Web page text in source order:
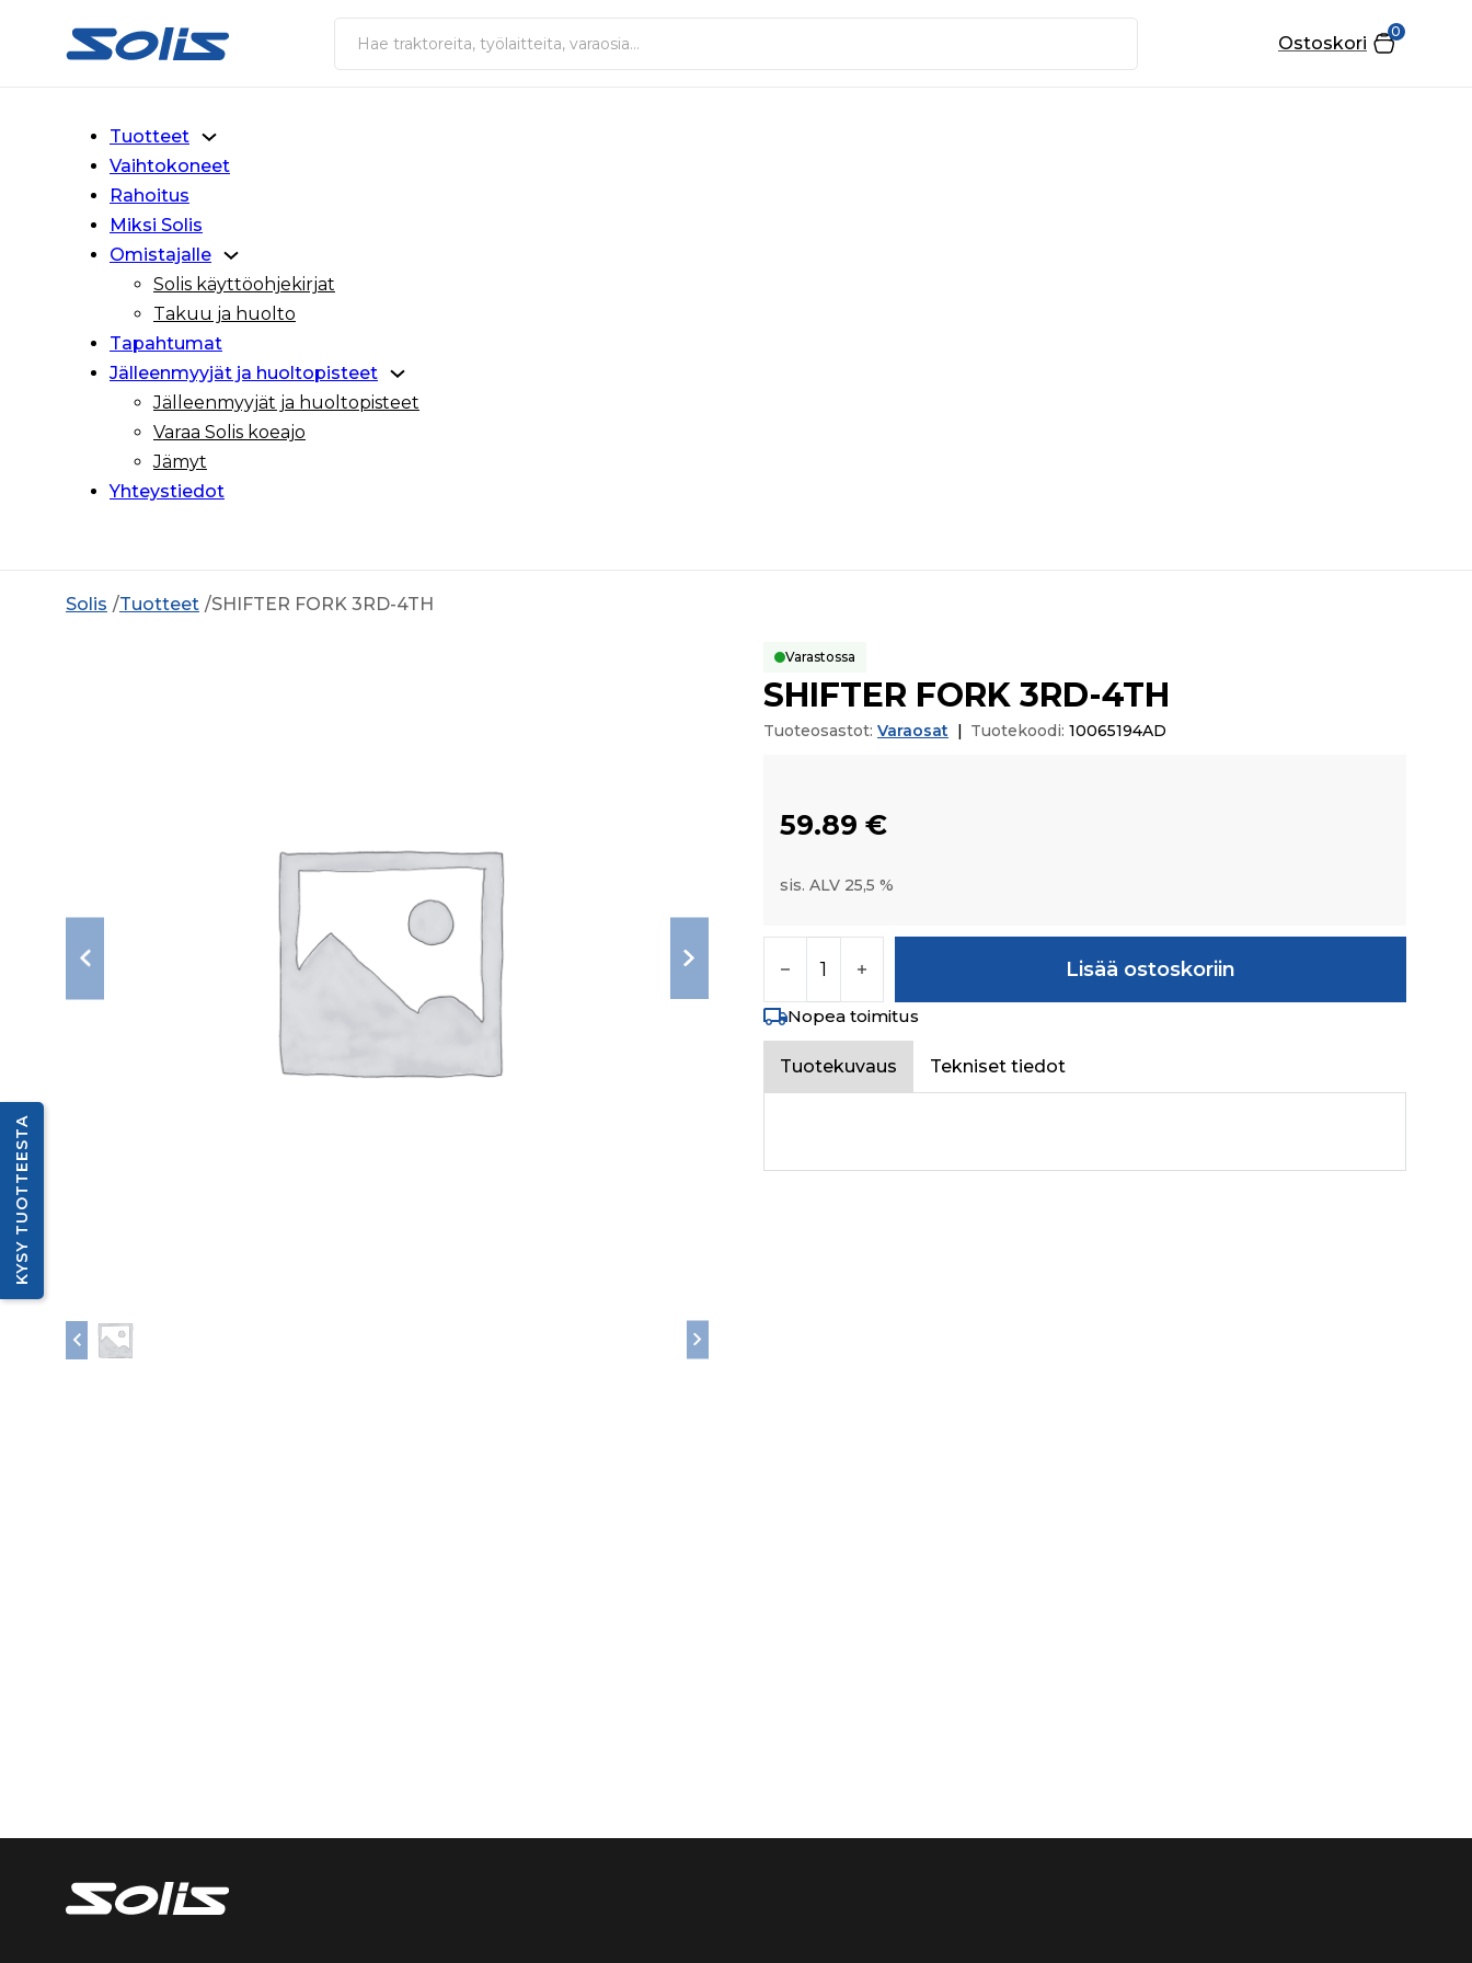
Siirry pääsisältöön
Siirry alatunnisteeseen
Haku
0
Ostoskori
Tuotteet
Vaihtokoneet
Rahoitus
Miksi Solis
Omistajalle
Solis käyttöohjekirjat
Takuu ja huolto
Tapahtumat
Jälleenmyyjät ja huoltopisteet
Jälleenmyyjät ja huoltopisteet
Varaa Solis koeajo
Jämyt
Yhteystiedot
Solis Tuotteet SHIFTER FORK 3RD-4TH
Varastossa
SHIFTER FORK 3RD-4TH
Tuoteosastot: Varaosat | Tuotekoodi: 10065194AD
59.89 €
sis. ALV 25,5 %
Lisää ostoskoriin
Nopea toimitus
Tuotekuvaus Tekniset tiedot
KYSY TUOTTEESTA